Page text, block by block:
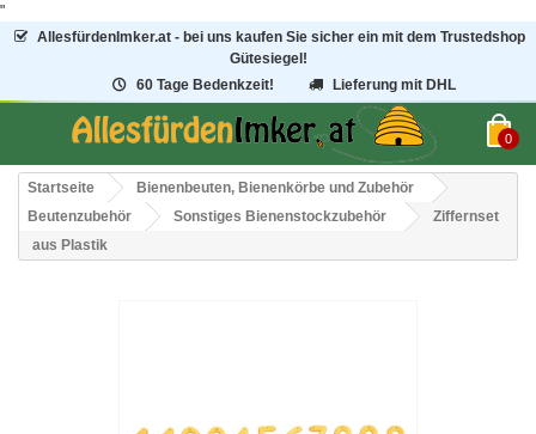
"
AllesfürdenImker.at - bei uns kaufen Sie sicher ein mit dem Trustedshop
Gütesiegel!
60 Tage Bedenkzeit!
Lieferung mit DHL
0
Startseite
Bienenbeuten, Bienenkörbe und Zubehör
Beutenzubehör
Sonstiges Bienenstockzubehör
Ziffernset
aus Plastik